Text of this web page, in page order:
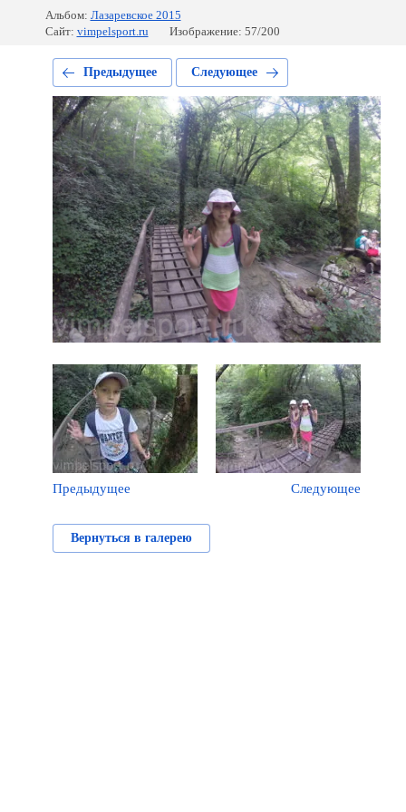
Альбом: Лазаревское 2015
Сайт: vimpelsport.ru Изображение: 57/200
Предыдущее Следующее
Предыдущее Следующее
Вернуться в галерею